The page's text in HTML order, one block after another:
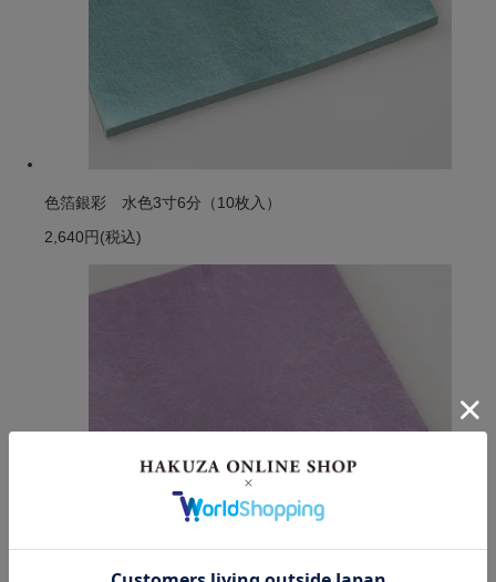
色箔銀彩 水色3寸6分（10枚入）
2,640円 (税込)